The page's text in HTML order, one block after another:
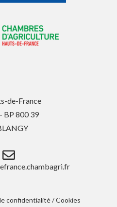
de-France
BP 800 39
confidentialité/Cookies